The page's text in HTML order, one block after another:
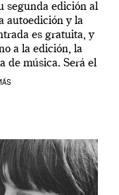
segunda edición al
autoedición y la
es gratuita, y
a la edición, la
de música. Será el